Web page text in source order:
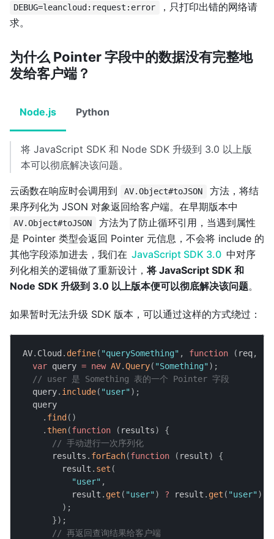
DEBUG=leancloud:request:error
，只打印出错的网络请
求。
为什么 Pointer 字段中的数据没有完整地
发给客户端？
Node.js Python
将 JavaScript SDK 和 Node SDK 升级到 3.0 以上版
本可以彻底解决该问题。
云函数在响应时会调用到 AV.Object#toJSON
方法，将结
果序列化为 JSON 对象返回给客户端。在早期版本中
AV.Object#toJSON
方法为了防止循环引用，当遇到属性
是 Pointer 类型会返回 Pointer 元信息，不会将 include 的
其他字段添加进去，我们在 JavaScript SDK 3.0 中对序
列化相关的逻辑做了重新设计，将 JavaScript SDK 和
Node SDK 升级到 3.0 以上版本便可以彻底解决该问题。
如果暂时无法升级 SDK 版本，可以通过这样的方式绕过：
AV. Cloud . define( "querySomething" , function ( req,
var query = new AV.Query( "Something" ) ;
// user 是 Something 表的一个 Pointer 字段
  query
. include( "user" ) ;
  query
. find ( )
.then(function ( results)
{
// 手动进行一次序列化
      results
. forEach(function ( result)
{
        result
. set (
"user" ,
          result
. get ( "user" ) ? result . get ( "user" )
) ;
}) ;
// 再返回查询结果给客户端